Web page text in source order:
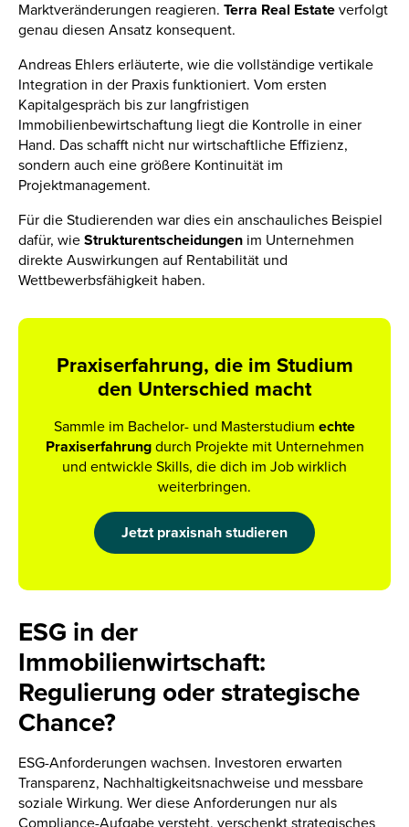
Marktveränderungen reagieren. Terra Real Estate verfolgt
genau diesen Ansatz konsequent.
Andreas Ehlers erläuterte, wie die vollständige vertikale
Integration in der Praxis funktioniert. Vom ersten
Kapitalgespräch bis zur langfristigen
Immobilienbewirtschaftung liegt die Kontrolle in einer
Hand. Das schafft nicht nur wirtschaftliche Effizienz,
sondern auch eine größere Kontinuität im
Projektmanagement.
Für die Studierenden war dies ein anschauliches Beispiel
dafür, wie Strukturentscheidungen im Unternehmen
direkte Auswirkungen auf Rentabilität und
Wettbewerbsfähigkeit haben.
Praxiserfahrung, die im Studium
den Unterschied macht
Sammle im Bachelor- und Masterstudium echte
Praxiserfahrung durch Projekte mit Unternehmen
und entwickle Skills, die dich im Job wirklich
weiterbringen.
Jetzt praxisnah studieren
ESG in der
Immobilienwirtschaft:
Regulierung oder strategische
Chance?
ESG-Anforderungen wachsen. Investoren erwarten
Transparenz, Nachhaltigkeitsnachweise und messbare
soziale Wirkung. Wer diese Anforderungen nur als
Compliance-Aufgabe versteht, verschenkt strategisches